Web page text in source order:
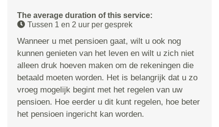
The average duration of this service:
Tussen 1 en 2 uur per gesprek
Wanneer u met pensioen gaat, wilt u ook nog
kunnen genieten van het leven en wilt u zich niet
alleen druk hoeven maken om de rekeningen die
betaald moeten worden. Het is belangrijk dat u zo
vroeg mogelijk begint met het regelen van uw
pensioen. Hoe eerder u dit kunt regelen, hoe beter
het pensioen ingericht kan worden.